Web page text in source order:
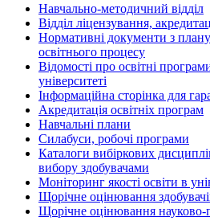
Навчально-методичний відділ
Відділ ліцензування,
Нормативні документи з
освітнього процесу
Відомості про освітні
університеті
Інформаційна сторінка для
Акредитація освітніх програм
Навчальні плани
Силабуси, робочі програми
Каталоги вибіркових
вибору здобувачами
Моніторинг якості освіти в
Щорічне оцінювання
Щорічне оцінювання науково-